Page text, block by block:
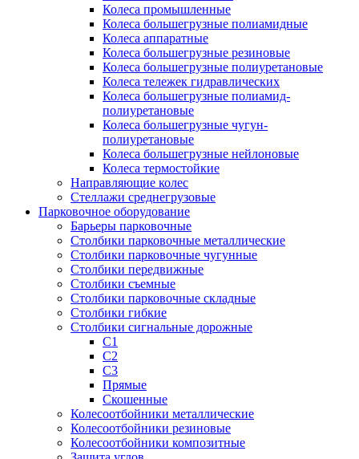
Колеса промышленные
Колеса большегрузные полиамидные
Колеса аппаратные
Колеса большегрузные резиновые
Колеса большегрузные полиуретановые
Колеса тележек гидравлических
Колеса большегрузные полиамид-
полиуретановые
Колеса большегрузные чугун-
полиуретановые
Колеса большегрузные нейлоновые
Колеса термостойкие
Направляющие колес
Стеллажи среднегрузовые
Парковочное оборудование
Барьеры парковочные
Столбики парковочные металлические
Столбики парковочные чугунные
Столбики передвижные
Столбики съемные
Столбики парковочные складные
Столбики гибкие
Столбики сигнальные дорожные
С1
С2
С3
Прямые
Скошенные
Колесоотбойники металлические
Колесоотбойники резиновые
Колесоотбойники композитные